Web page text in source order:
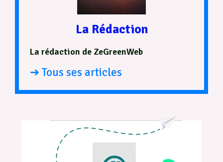
La Rédaction
La rédaction de ZeGreenWeb
➔ Tous ses articles